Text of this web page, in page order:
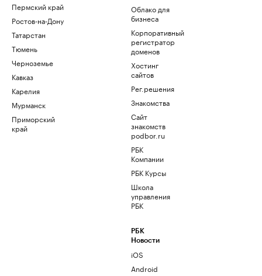
Пермский край
Ростов-на-Дону
Татарстан
Тюмень
Черноземье
Кавказ
Карелия
Мурманск
Приморский
край
Облако для
бизнеса
Корпоративный
регистратор
доменов
Хостинг
сайтов
Рег.решения
Знакомства
Сайт
знакомств
podbor.ru
РБК
Компании
РБК Курсы
Школа
управления
РБК
РБК
Новости
iOS
Android